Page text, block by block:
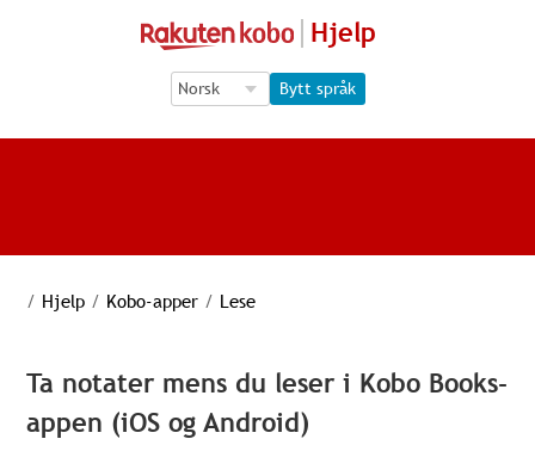
Hjelp
Language Selection
Language Selection
Bytt språk
/ Hjelp / Kobo-apper / Lese
Ta notater mens du leser i Kobo Books-
appen (iOS og Android)